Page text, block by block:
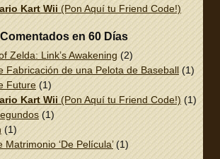
Kart Wii (Pon Aquí tu Friend Code!)
en 60 Días
Zelda: Link’s Awakening (2)
Fabricación de una Pelota de Baseball (1)
Future (1)
Kart Wii (Pon Aquí tu Friend Code!) (1)
(1)
(1)
Matrimonio ‘De Película’(1)